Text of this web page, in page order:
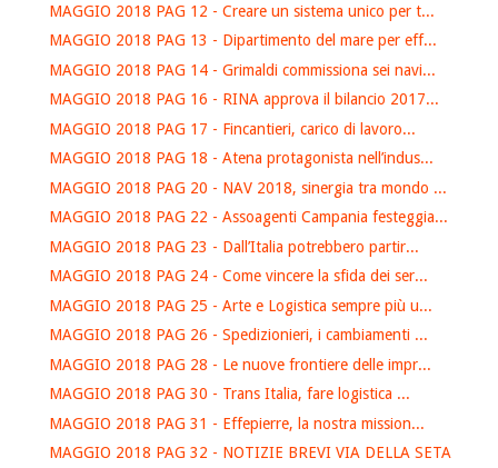
MAGGIO 2018 PAG 12 - Creare un sistema unico per t...
MAGGIO 2018 PAG 13 - Dipartimento del mare per eff...
MAGGIO 2018 PAG 14 - Grimaldi commissiona sei navi...
MAGGIO 2018 PAG 16 - RINA approva il bilancio 2017...
MAGGIO 2018 PAG 17 - Fincantieri, carico di lavoro...
MAGGIO 2018 PAG 18 - Atena protagonista nell’indus...
MAGGIO 2018 PAG 20 - NAV 2018, sinergia tra mondo ...
MAGGIO 2018 PAG 22 - Assoagenti Campania festeggia...
MAGGIO 2018 PAG 23 - Dall’Italia potrebbero partir...
MAGGIO 2018 PAG 24 - Come vincere la sfida dei ser...
MAGGIO 2018 PAG 25 - Arte e Logistica sempre più u...
MAGGIO 2018 PAG 26 - Spedizionieri, i cambiamenti ...
MAGGIO 2018 PAG 28 - Le nuove frontiere delle impr...
MAGGIO 2018 PAG 30 - Trans Italia, fare logistica ...
MAGGIO 2018 PAG 31 - Effepierre, la nostra mission...
MAGGIO 2018 PAG 32 - NOTIZIE BREVI VIA DELLA SETA